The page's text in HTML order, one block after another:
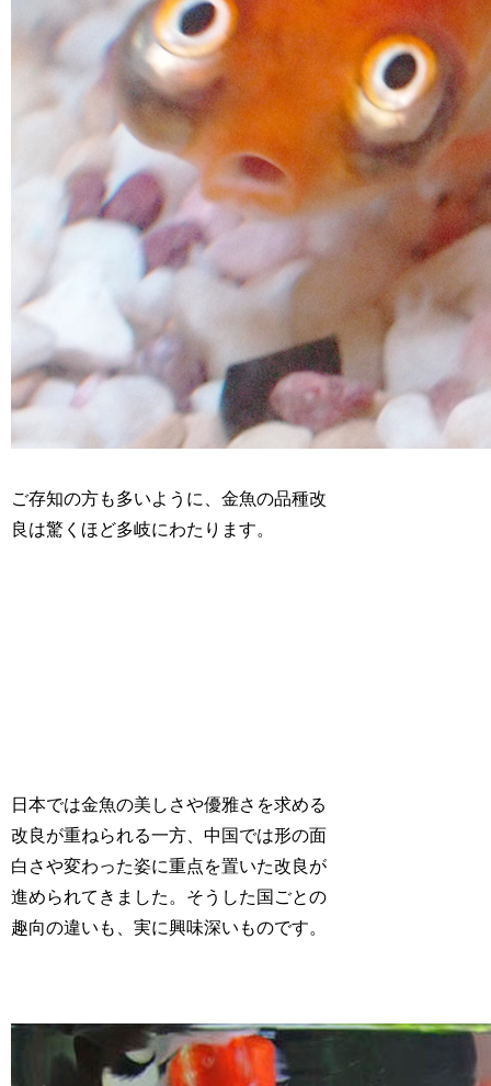
ご存知の方も多いように、金魚の品種改
良は驚くほど多岐にわたります。
日本では金魚の美しさや優雅さを求める
改良が重ねられる一方、中国では形の面
白さや変わった姿に重点を置いた改良が
進められてきました。そうした国ごとの
趣向の違いも、実に興味深いものです。